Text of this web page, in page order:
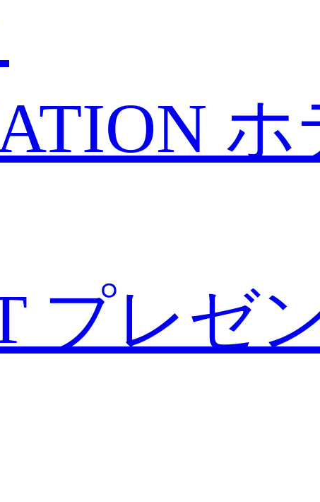
ホ
プレゼ